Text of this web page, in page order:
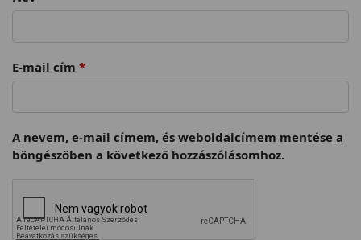
E-mail cím *
A nevem, e-mail címem, és weboldalcímem mentése a
böngészőben a következő hozzászólásomhoz.